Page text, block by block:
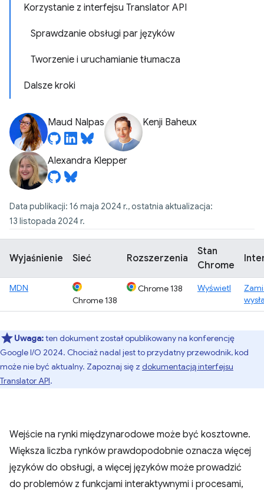
Korzystanie z interfejsu Translator API
Sprawdzanie obsługi par języków
Tworzenie i uruchamianie tłumacza
Dalsze kroki
Maud Nalpas Kenji Baheux
Alexandra Klepper
Data publikacji: 16 maja 2024 r., ostatnia aktualizacja:
13 listopada 2024 r.
Wyjaśnienie Sieć Rozszerzenia
Stan
Chrome
MDN
Chrome 138
Chrome 138 Wyświetl
Uwaga:ten dokument został opublikowany na konferencję
Google I/O 2024. Chociaż nadal jest to przydatny przewodnik, kod
może nie być aktualny. Zapoznaj się z dokumentacją interfejsu
Translator API.
Wejście na rynki międzynarodowe może być kosztowne.
Większa liczba rynków prawdopodobnie oznacza więcej
języków do obsługi, a więcej języków może prowadzić
do problemów z funkcjami interaktywnymi i procesami,